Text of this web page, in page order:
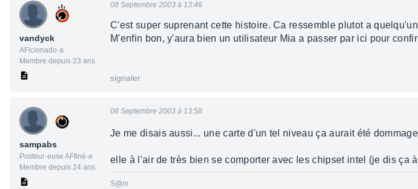
vandyck
AFicionado·a
Membre depuis 23 ans
08 Septembre 2003 à 13:46
C'est super suprenant cette histoire. Ca ressemble plutot a
M'enfin bon, y'aura bien un utilisateur Mia a passer par ici pour
signaler
sampabs
Posteur·euse AFfiné·e
Membre depuis 24 ans
08 Septembre 2003 à 13:58
Je me disais aussi... une carte d'un tel niveau ça aurait été
elle à l'air de très bien se comporter avec les chipset intel (je dis ça
S@m